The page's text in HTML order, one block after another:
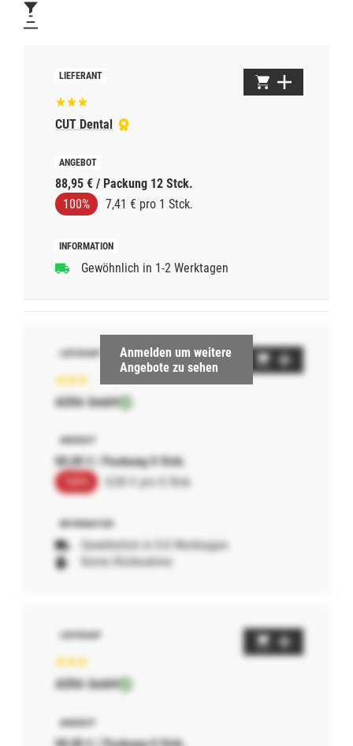
CUT Dental
88,95 € / Packung 12 Stck.
100%
7,41 € pro 1 Stck.
Gewöhnlich in 1-2 Werktagen
Anmelden um weitere
Angebote zu sehen
AERA GmbH
00,00 € / Packung 0 Stck.
0,00 € pro 0 Stck.
Gewöhnlich in 0-0 Werktagen
Keine Rücknahme
AERA GmbH